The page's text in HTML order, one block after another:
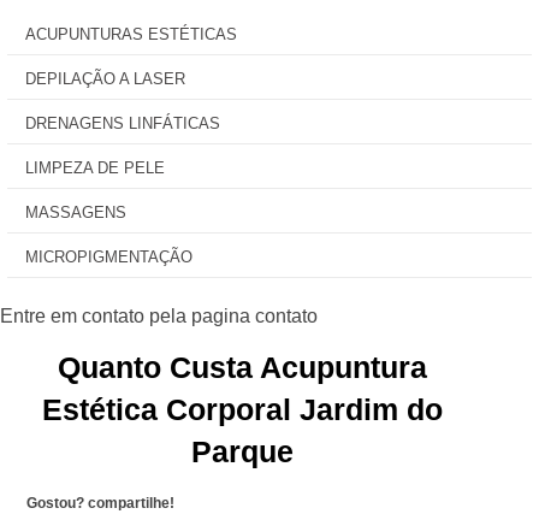
ACUPUNTURAS ESTÉTICAS
DEPILAÇÃO A LASER
DRENAGENS LINFÁTICAS
LIMPEZA DE PELE
MASSAGENS
MICROPIGMENTAÇÃO
Quanto Custa Acupuntura
Estética Corporal Jardim do
Parque
Gostou? compartilhe!